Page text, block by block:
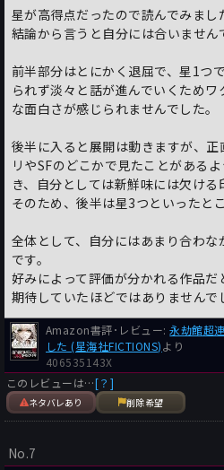
星が高得点だったので読んでみまし
結論から言うと自分には合いません
前半部分はとにかく退屈で、星1つ
られず淡々と話が進んでいくため
な面白さが感じられませんでした。
後半に入ると展開は動きますが、
リやSFのどこかで見たことがある
き、自分としては新鮮味には欠ける
そのため、後半は星3つといったと
全体として、自分にはあまり合わ
です。
好みによって評価が分かれる作品
期待していたほどではありませんで
Amazon書評･レビュー:永劫館超
した (星海社FICTIONS)より
406535143X
このレビューは…[？]
ネタバレあり 削除希望
No.7